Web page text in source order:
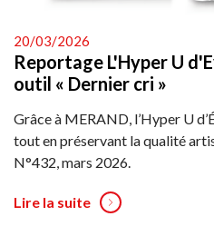
20/03/2026
Reportage L'Hyper U
outil « Dernier cri »
Grâce à MERAND, l’Hyper U
tout en préservant la qualité
N°432, mars 2026.
Lire la suite